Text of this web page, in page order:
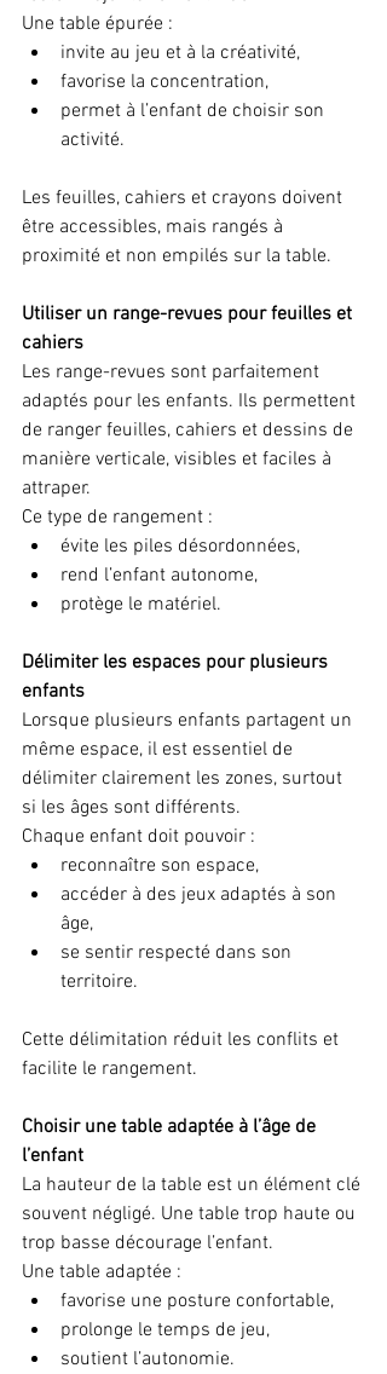
Une table épurée :
invite au jeu et à la créativité,
favorise la concentration,
permet à l’enfant de choisir son
activité.
Les feuilles, cahiers et crayons doivent
être accessibles, mais rangés à
proximité et non empilés sur la table.
Utiliser un range-revues pour feuilles et
cahiers
Les range-revues sont parfaitement
adaptés pour les enfants. Ils permettent
de ranger feuilles, cahiers et dessins de
manière verticale, visibles et faciles à
attraper.
Ce type de rangement :
évite les piles désordonnées,
rend l’enfant autonome,
protège le matériel.
Délimiter les espaces pour plusieurs
enfants
Lorsque plusieurs enfants partagent un
même espace, il est essentiel de
délimiter clairement les zones, surtout
si les âges sont différents.
Chaque enfant doit pouvoir :
reconnaître son espace,
accéder à des jeux adaptés à son
âge,
se sentir respecté dans son
territoire.
Cette délimitation réduit les conflits et
facilite le rangement.
Choisir une table adaptée à l’âge de
l’enfant
La hauteur de la table est un élément clé
souvent négligé. Une table trop haute ou
trop basse décourage l’enfant.
Une table adaptée :
favorise une posture confortable,
prolonge le temps de jeu,
soutient l’autonomie.